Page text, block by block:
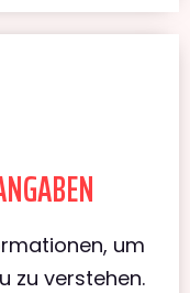
um
zu verstehen.